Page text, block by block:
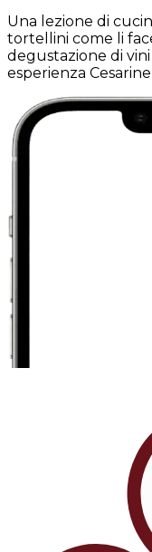
Una lezione di
tortellini come li
degustazione di
esperienza